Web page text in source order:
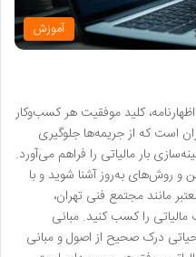
آموزش
کلید موفقیت هر کسب‌وکار
است که از جریمه‌ها جلوگیری
بار مالیاتی را فراهم می‌آورد.
و روش‌های به‌روز آشنا شوید و با
مانند مجتمع فنی تهران،
را کسب کنید. مبانی
درک صحیح از اصول و مبانی